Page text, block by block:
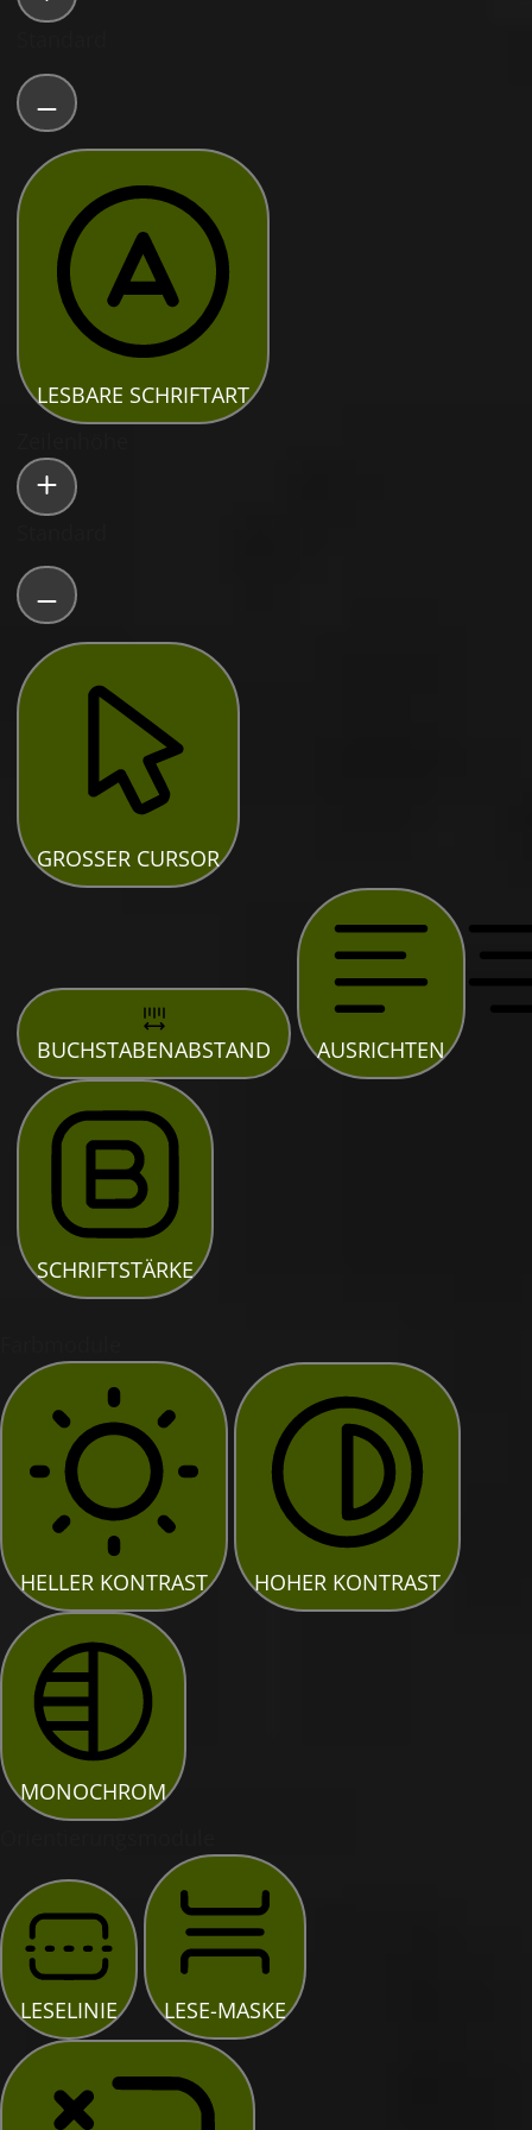
LESBARE SCHRIFTART
GROSSER CURSOR
BUCHSTABENABSTAND AUSRICHTEN
SCHRIFTSTÄRKE
HELLER KONTRAST HOHER KONTRAST
MONOCHROM
LESELINIE LESE-MASKE